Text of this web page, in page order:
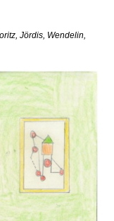
Jördis, Wendelin,